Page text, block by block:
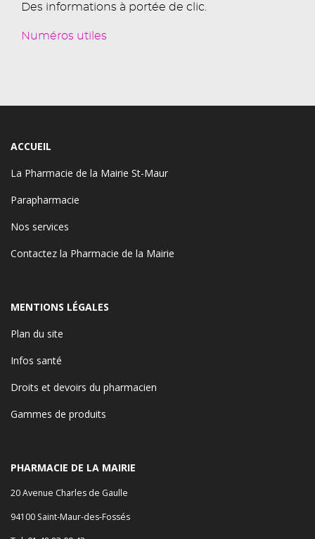
Des informations à portée de clic.
Numéros utiles
ACCUEIL
La Pharmacie de la Mairie St-Maur
Parapharmacie
Nos services
Contactez la Pharmacie de la Mairie
MENTIONS LÉGALES
Plan du site
Infos santé
Droits et devoirs du pharmacien
Gammes de produits
PHARMACIE DE LA MAIRIE
20 Avenue Charles de Gaulle
94100 Saint-Maur-des-Fossés